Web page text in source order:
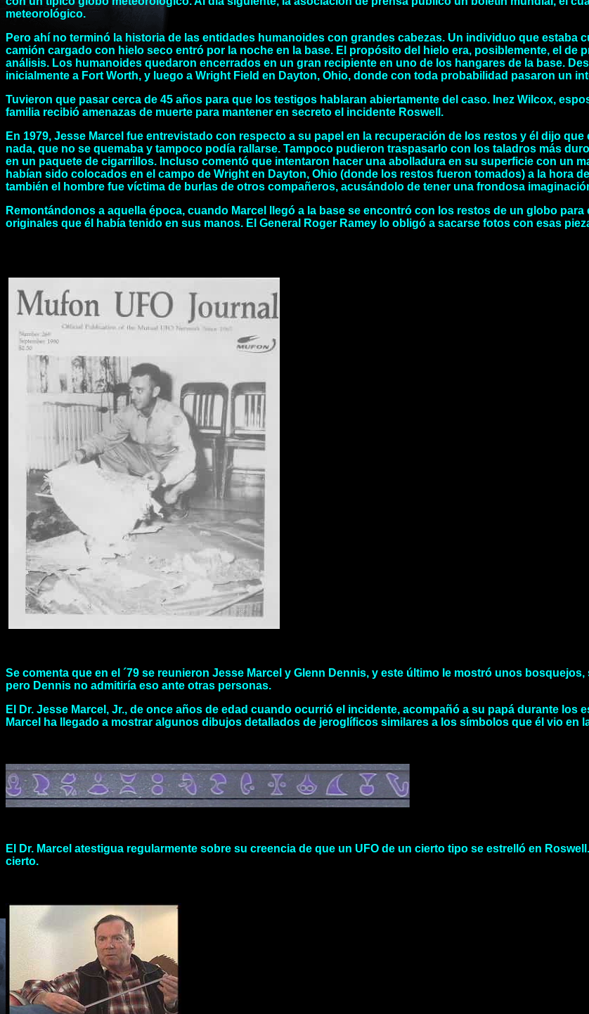
meteorológico.
Pero ahí no terminó la historia de las entidades humanoides con grandes cabezas. Un individuo que
camión cargado con hielo seco entró por la noche en la base. El propósito del hielo era, posiblemente, el de
análisis. Los humanoides quedaron encerrados en un gran recipiente en uno de los hangares de la base.
inicialmente a Fort Worth, y luego a Wright Field en Dayton, Ohio, donde con toda probabilidad pasaron un
Tuvieron que pasar cerca de 45 años para que los testigos hablaran abiertamente del caso. Inez Wilcox,
familia recibió amenazas de muerte para mantener en secreto el incidente Roswell.
En 1979, Jesse Marcel fue entrevistado con respecto a su papel en la recuperación de los restos y él dijo
nada, que no se quemaba y tampoco podía rallarse. Tampoco pudieron traspasarlo con los taladros más
en un paquete de cigarrillos. Incluso comentó que intentaron hacer una abolladura en su superficie con un
habían sido colocados en el campo de Wright en Dayton, Ohio (donde los restos fueron tomados) a la hora
también el hombre fue víctima de burlas de otros compañeros, acusándolo de tener una frondosa
Remontándonos a aquella época, cuando Marcel llegó a la base se encontró con los restos de un globo
originales que él había tenido en sus manos. El General Roger Ramey lo obligó a sacarse fotos con esas
Se comenta que en el ´79 se reunieron Jesse Marcel y Glenn Dennis, y este último le mostró unos
pero Dennis no admitiría eso ante otras personas.
El Dr. Jesse Marcel, Jr., de once años de edad cuando ocurrió el incidente, acompañó a su papá durante
Marcel ha llegado a mostrar algunos dibujos detallados de jeroglíficos similares a los símbolos que él vio en
El Dr. Marcel atestigua regularmente sobre su creencia de que un UFO de un cierto tipo se estrelló en
cierto.